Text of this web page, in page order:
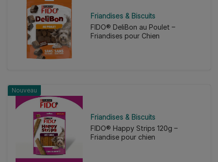
Friandises & Biscuits
FIDO® DeliBon au Poulet –
Friandises pour Chien
Nouveau
Friandises & Biscuits
FIDO® Happy Strips 120g –
Friandise pour chien